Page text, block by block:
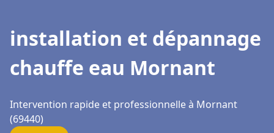
installation et dépannage
chauffe eau Mornant
Intervention rapide et professionnelle à Mornant
(69440)